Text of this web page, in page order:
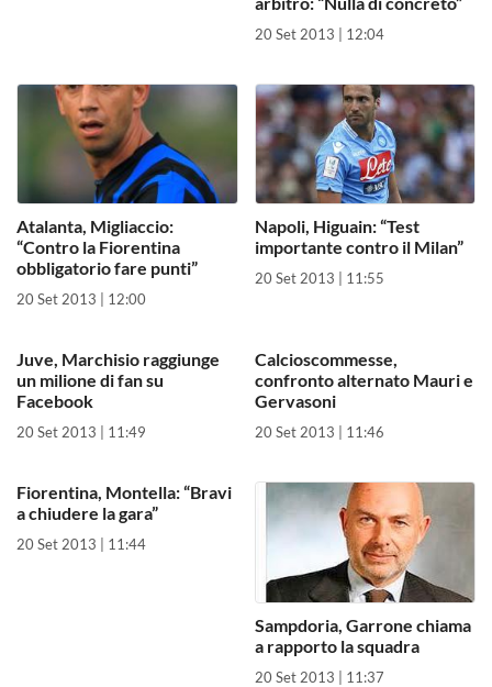
20 Set 2013 | 12:04
Atalanta, Migliaccio:
“Contro la Fiorentina
obbligatorio fare punti”
20 Set 2013 | 12:00
Napoli, Higuain: “Test
importante contro il Milan”
20 Set 2013 | 11:55
Juve, Marchisio raggiunge
un milione di fan su
Facebook
20 Set 2013 | 11:49
Calcioscommesse,
confronto alternato Mauri e
Gervasoni
20 Set 2013 | 11:46
Fiorentina, Montella: “Bravi
a chiudere la gara”
20 Set 2013 | 11:44
Sampdoria, Garrone chiama
a rapporto la squadra
20 Set 2013 | 11:37